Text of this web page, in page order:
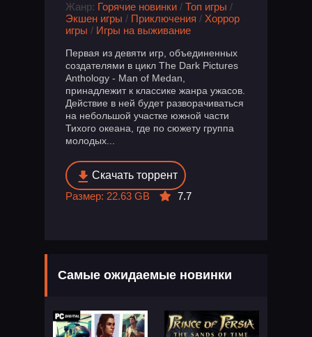
Жанр: Горячие новинки / Топ игры /
Экшен игры / Приключения / Хоррор
игры / Игры на выживание
Первая из девяти игр, объединенных
создателями в цикл The Dark Pictures
Anthology - Man of Medan,
принадлежит к классике жанра ужасов.
Действие в ней будет разворачиваться
на небольшой участке южной части
Тихого океана, где по сюжету группа
молодых...
Скачать торрент
Размер: 22.63 GB
7.7
Самые ожидаемые новинки